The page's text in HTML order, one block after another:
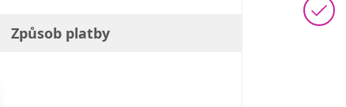
Způsob platby